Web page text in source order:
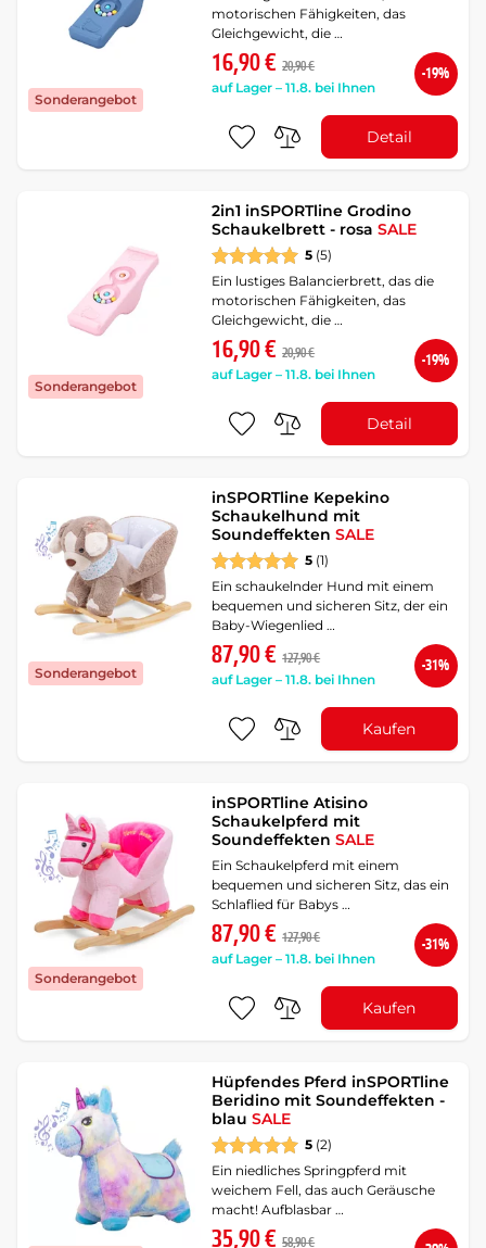
Sonderangebot
motorischen Fähigkeiten, das
Gleichgewicht, die …
16,90 € 20,90 €
auf Lager – 11.8. bei Ihnen
-19%
Detail
Sonderangebot
2in1 inSPORTline Grodino
Schaukelbrett - rosaSALE
5 (5)
Ein lustiges Balancierbrett, das die
motorischen Fähigkeiten, das
Gleichgewicht, die …
16,90 € 20,90 €
auf Lager – 11.8. bei Ihnen
-19%
Detail
Sonderangebot
inSPORTline Kepekino
Schaukelhund mit
SoundeffektenSALE
5 (1)
Ein schaukelnder Hund mit einem
bequemen und sicheren Sitz, der ein
Baby-Wiegenlied …
87,90 € 127,90 €
auf Lager – 11.8. bei Ihnen
-31%
Kaufen
Sonderangebot
inSPORTline Atisino
Schaukelpferd mit
SoundeffektenSALE
Ein Schaukelpferd mit einem
bequemen und sicheren Sitz, das ein
Schlaflied für Babys …
87,90 € 127,90 €
auf Lager – 11.8. bei Ihnen
-31%
Kaufen
Hüpfendes Pferd inSPORTline
Beridino mit Soundeffekten -
blauSALE
5 (2)
Ein niedliches Springpferd mit
weichem Fell, das auch Geräusche
macht! Aufblasbar …
35,90 € 58,90 €